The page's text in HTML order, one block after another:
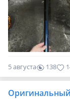
5 августа 138
Оригинальный